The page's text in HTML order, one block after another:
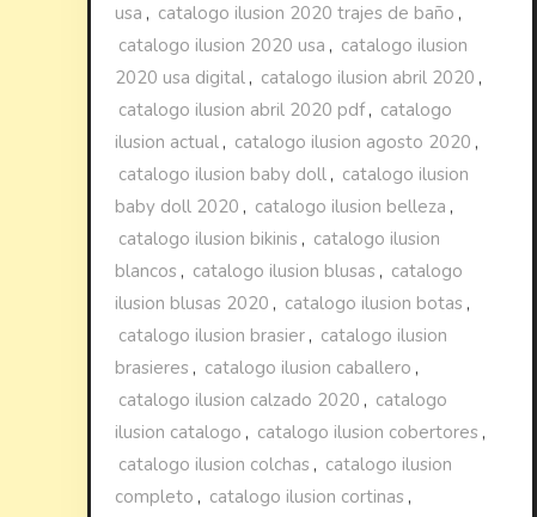
usa , catalogo ilusion 2020 trajes de baño ,
catalogo ilusion 2020 usa , catalogo ilusion
2020 usa digital , catalogo ilusion abril 2020 ,
catalogo ilusion abril 2020 pdf, catalogo
ilusion actual , catalogo ilusion agosto 2020 ,
catalogo ilusion baby doll , catalogo ilusion
baby doll 2020 , catalogo ilusion belleza ,
catalogo ilusion bikinis , catalogo ilusion
blancos , catalogo ilusion blusas , catalogo
ilusion blusas 2020 , catalogo ilusion botas ,
catalogo ilusion brasier , catalogo ilusion
brasieres , catalogo ilusion caballero ,
catalogo ilusion calzado 2020 , catalogo
ilusion catalogo , catalogo ilusion cobertores ,
catalogo ilusion colchas , catalogo ilusion
completo , catalogo ilusion cortinas ,